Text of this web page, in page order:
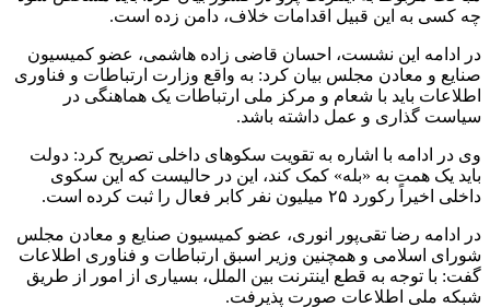
چه کسی به این قبیل اقدامات خلاف، دامن زده است.
در ادامه این نشست، احسان قاضی زاده هاشمی، عضو کمیسیون
صنایع و معادن مجلس بیان کرد: به واقع وزارت ارتباطات و فناوری
اطلاعات باید با شعام و مرکز ملی ارتباطات یک هماهنگی در
سیاست گذاری و عمل داشته باشد.
وی در ادامه با اشاره به تقویت سکوهای داخلی تصریح کرد: دولت
باید یک همت به «بله» کمک کند، این در حالیست که این سکوی
داخلی اخیراً رکورد ۲۵ میلیون نفر کابر فعال را ثبت کرده است.
در ادامه رضا تقی‌پور انوری، عضو کمیسیون صنایع و معادن مجلس
شورای اسلامی و همچنین وزیر اسبق ارتباطات و فناوری اطلاعات
گفت: با توجه به قطع اینترنت بین الملل، بسیاری از امور از طریق
شبکه ملی اطلاعات صورت پذیرفت.